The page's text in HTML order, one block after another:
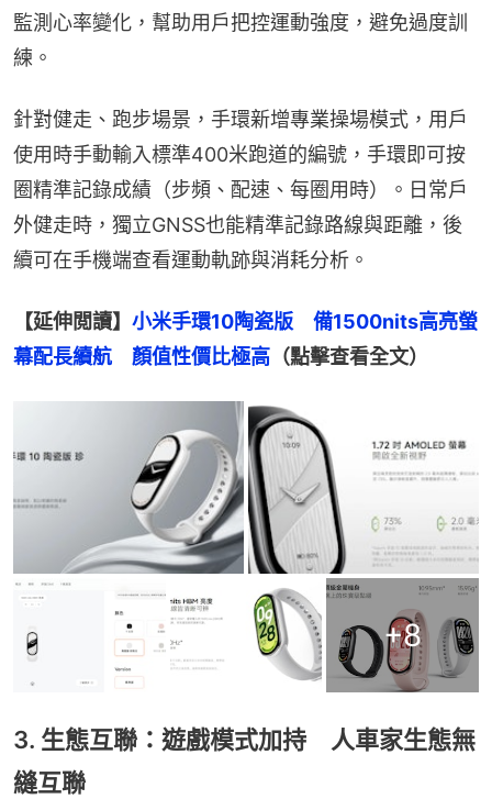
監測心率變化，幫助用戶把控運動強度，避免過度訓
練。
針對健走、跑步場景，手環新增專業操場模式，用戶
使用時手動輸入標準400米跑道的編號，手環即可按
圈精準記錄成績（步頻、配速、每圈用時）。日常戶
外健走時，獨立GNSS也能精準記錄路線與距離，後
續可在手機端查看運動軌跡與消耗分析。
【延伸閲讀】 小米手環10陶瓷版　備1500nits高亮螢
幕配長續航　顏值性價比極高 （點擊查看全文）
+8
3. 生態互聯：遊戲模式加持 人車家生態無
縫互聯